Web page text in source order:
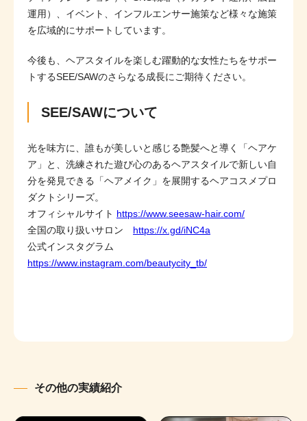
運用）、イベント、インフルエンサー施策など様々な施策
を広域的にサポートしています。
今後も、ヘアスタイルを楽しむ躍動的な女性たちをサポー
トするSEE/SAWのさらなる成長にご期待ください。
SEE/SAWについて
光を味方に、誰もが美しいと感じる艶髪へと導く「ヘアケ
ア」と、洗練された遊び心のあるヘアスタイルで新しい自
分を発見できる「ヘアメイク」を展開するヘアコスメプロ
ダクトシリーズ。
オフィシャルサイト https://www.seesaw-hair.com/
全国の取り扱いサロン https://x.gd/iNC4a
公式インスタグラム
https://www.instagram.com/beautycity_tb/
その他の実績紹介